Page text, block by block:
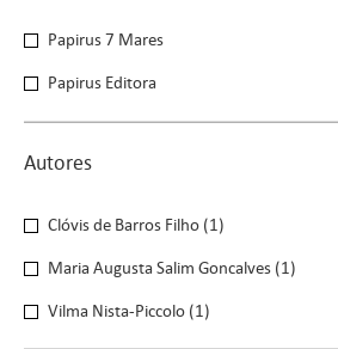
SeloPapirus 7 Mares
Papirus Editora
Autores
Autores
Clóvis de Barros Filho (1)
Maria Augusta Salim Goncalves (1)
Vilma Nista-Piccolo (1)